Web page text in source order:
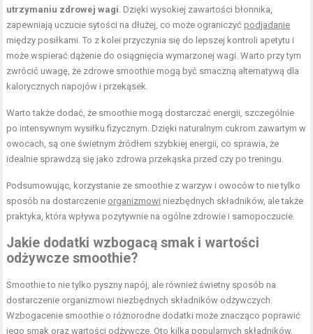
utrzymaniu zdrowej wagi. Dzięki wysokiej zawartości błonnika,
zapewniają uczucie sytości na dłużej, co może ograniczyć podjadanie
między posiłkami. To z kolei przyczynia się do lepszej kontroli apetytu i
może wspierać dążenie do osiągnięcia wymarzonej wagi. Warto przy tym
zwrócić uwagę, że zdrowe smoothie mogą być smaczną alternatywą dla
kalorycznych napojów i przekąsek.
Warto także dodać, że smoothie mogą dostarczać energii, szczególnie
po intensywnym wysiłku fizycznym. Dzięki naturalnym cukrom zawartym w
owocach, są one świetnym źródłem szybkiej energii, co sprawia, że
idealnie sprawdzą się jako zdrowa przekąska przed czy po treningu.
Podsumowując, korzystanie ze smoothie z warzyw i owoców to nie tylko
sposób na dostarczenie organizmowi niezbędnych składników, ale także
praktyka, która wpływa pozytywnie na ogólne zdrowie i samopoczucie.
Jakie dodatki wzbogacą smak i wartości
odżywcze smoothie?
Smoothie to nie tylko pyszny napój, ale również świetny sposób na
dostarczenie organizmowi niezbędnych składników odżywczych.
Wzbogacenie smoothie o różnorodne dodatki może znacząco poprawić
jego smak oraz wartości odżywcze. Oto kilka popularnych składników,